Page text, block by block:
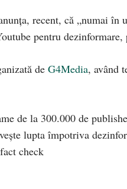
recent, că „numai
pentru dezinformare,
de G4Media, având
de la 300.000 de
lupta împotriva
check